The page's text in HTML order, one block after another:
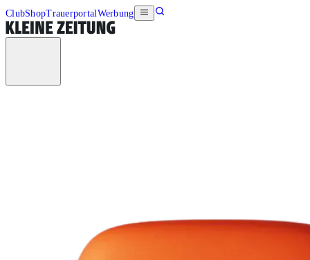
ClubShopTrauerportalWerbung